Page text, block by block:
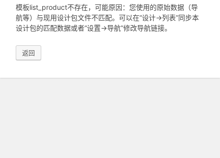
模板list_product不存在，可能原因：您使用的原始数据（导
航等）与现用设计包文件不匹配。可以在“设计->列表”同步本
设计包的匹配数据或者“设置->导航”修改导航链接。
返回